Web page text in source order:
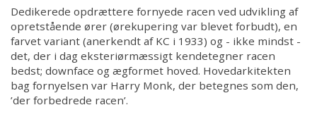
Dedikerede opdrættere fornyede racen ved udvikling af
opretstående ører (ørekupering var blevet forbudt), en
farvet variant (anerkendt af KC i 1933) og - ikke mindst -
det, der i dag eksteriørmæssigt kendetegner racen
bedst; downface og ægformet hoved. Hovedarkitekten
bag fornyelsen var Harry Monk, der betegnes som den,
’der forbedrede racen’.